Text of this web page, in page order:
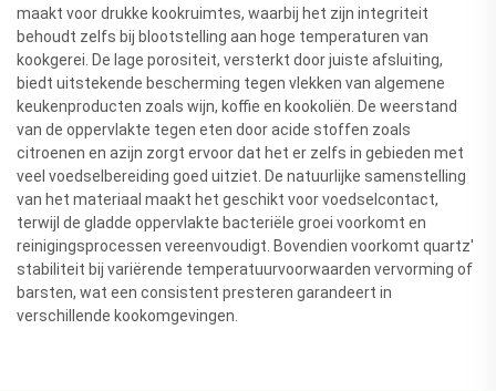
maakt voor drukke kookruimtes, waarbij het zijn integriteit
behoudt zelfs bij blootstelling aan hoge temperaturen van
kookgerei. De lage porositeit, versterkt door juiste afsluiting,
biedt uitstekende bescherming tegen vlekken van algemene
keukenproducten zoals wijn, koffie en kookoliën. De weerstand
van de oppervlakte tegen eten door acide stoffen zoals
citroenen en azijn zorgt ervoor dat het er zelfs in gebieden met
veel voedselbereiding goed uitziet. De natuurlijke samenstelling
van het materiaal maakt het geschikt voor voedselcontact,
terwijl de gladde oppervlakte bacteriële groei voorkomt en
reinigingsprocessen vereenvoudigt. Bovendien voorkomt quartz'
stabiliteit bij variërende temperatuurvoorwaarden vervorming of
barsten, wat een consistent presteren garandeert in
verschillende kookomgevingen.